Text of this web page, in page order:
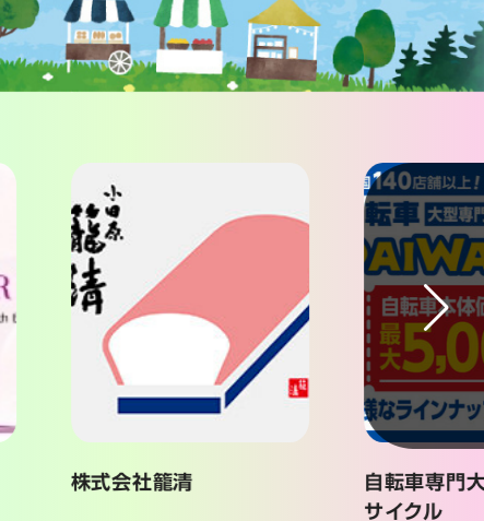
籠清
自転車専門大型店ダイワ